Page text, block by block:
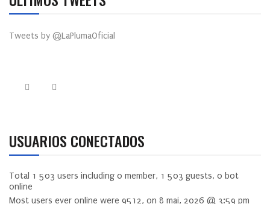
Tweets by @LaPlumaOficial
USUARIOS CONECTADOS
Total 1 503 users including 0 member, 1 503 guests, 0 bot
online
Most users ever online were 9512, on 8 mai, 2026 @ 3:59 pm